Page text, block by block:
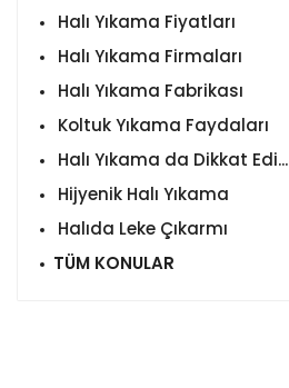
Halı Yıkama Fiyatları
Halı Yıkama Firmaları
Halı Yıkama Fabrikası
Koltuk Yıkama Faydaları
Halı Yıkama da Dikkat Edi...
Hijyenik Halı Yıkama
Halıda Leke Çıkarmı
TÜM KONULAR